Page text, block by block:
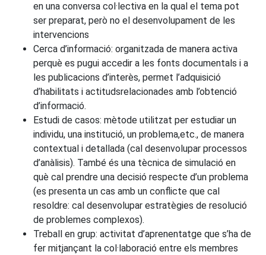
en una conversa col·lectiva en la qual el tema pot
ser preparat, però no el desenvolupament de les
intervencions
Cerca d’informació: organitzada de manera activa
perquè es pugui accedir a les fonts documentals i a
les publicacions d’interès, permet l’adquisició
d’habilitats i actitudsrelacionades amb l’obtenció
d’informació.
Estudi de casos: mètode utilitzat per estudiar un
individu, una institució, un problema,etc., de manera
contextual i detallada (cal desenvolupar processos
d’anàlisis). També és una tècnica de simulació en
què cal prendre una decisió respecte d’un problema
(es presenta un cas amb un conflicte que cal
resoldre: cal desenvolupar estratègies de resolució
de problemes complexos).
Treball en grup: activitat d’aprenentatge que s’ha de
fer mitjançant la col·laboració entre els membres